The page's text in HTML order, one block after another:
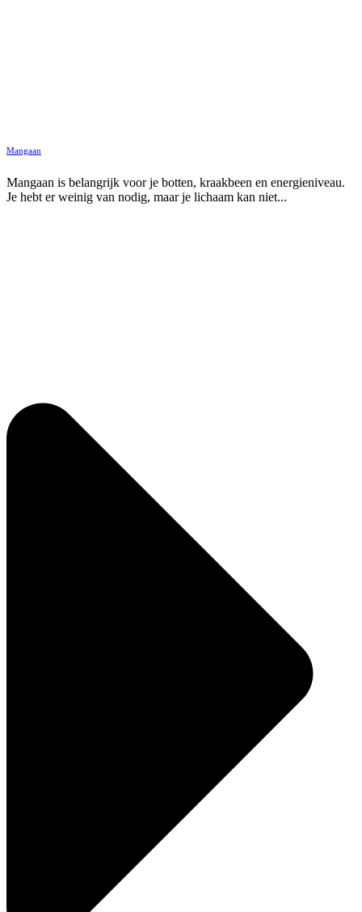
Mangaan
Mangaan is belangrijk voor je botten, kraakbeen en energieniveau.
Je hebt er weinig van nodig, maar je lichaam kan niet...